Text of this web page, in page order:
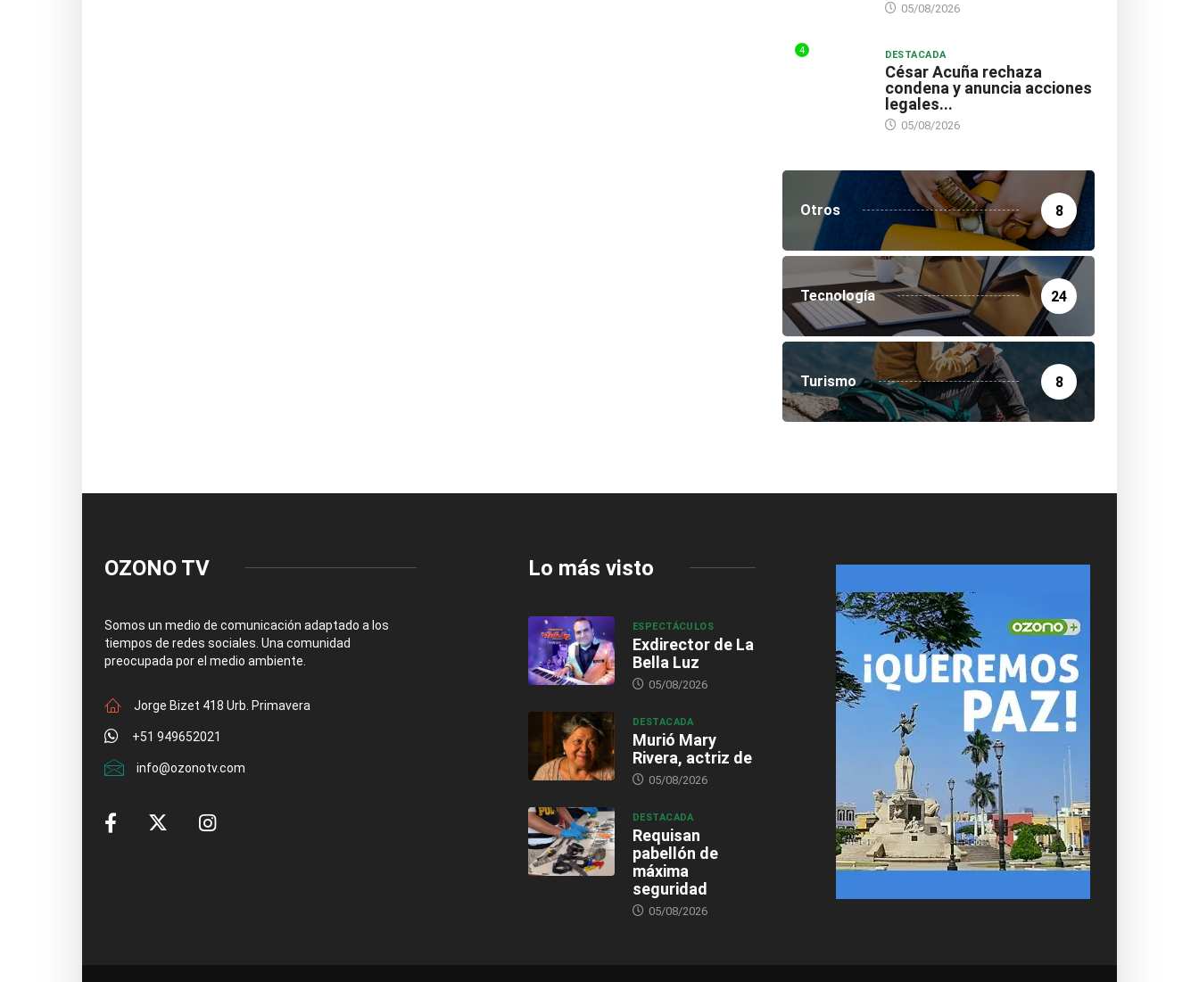
05/08/2026
4 DESTACADA
César Acuña rechaza
condena y anuncia acciones
legales...
05/08/2026
Otros 8
Tecnología 24
Turismo 8
OZONO TV
Somos un medio de comunicación adaptado a los
tiempos de redes sociales. Una comunidad
preocupada por el medio ambiente.
Jorge Bizet 418 Urb. Primavera
+51 949652021
info@ozonotv.com
Lo más visto
ESPECTÁCULOS
Exdirector de La
Bella Luz
05/08/2026
DESTACADA
Murió Mary
Rivera, actriz de
05/08/2026
DESTACADA
Requisan
pabellón de
máxima
seguridad
05/08/2026